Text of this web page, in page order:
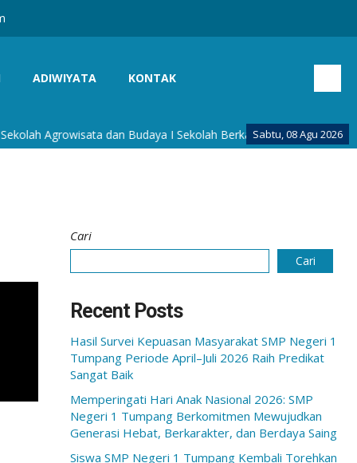
ADIWIYATA KONTAK
Sabtu, 08 Agu 2026
Agrowisata dan Budaya I Sekolah Berkarakter Budaya I Sekolah
Cari
Cari
Recent Posts
Hasil Survei Kepuasan Masyarakat SMP Negeri 1
Tumpang Periode April–Juli 2026 Raih Predikat
Sangat Baik
Memperingati Hari Anak Nasional 2026: SMP
Negeri 1 Tumpang Berkomitmen Mewujudkan
Generasi Hebat, Berkarakter, dan Berdaya Saing
Siswa SMP Negeri 1 Tumpang Kembali Torehkan